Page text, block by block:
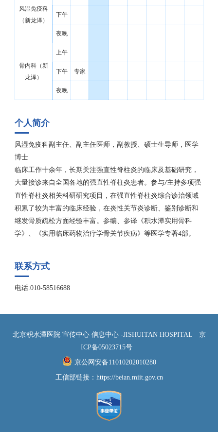
风湿免疫科
（新龙泽）
下午
夜晚
骨内科（新
龙泽）
上午
下午 专家
夜晚
个人简介
风湿免疫科副主任、副主任医师，副教授、硕士生导师， 医学
博士
临床工作十余年，长期关注强直性脊柱炎的临床及基础研究，
大量接诊来自全国各地的强直性脊柱炎患者。参与/主持多项强
直性脊柱炎相关科研研究项目，在强直性脊柱炎综合诊治领域
积累了较为丰富的临床经验，在炎性关节炎诊断、鉴别诊断和
继发骨质疏松方面经验丰富。参编、参译《积水潭实用骨科
学》、《实用临床药物治疗学骨关节疾病》等医学专著4部。
联系方式
电话:010-58516688
北京积水潭医院 宣传中心 信息中心 -JISHUITAN HOSPITAL
京
ICP备05023715号
京公网安备11010202010280
工信部链接： https://beian.miit.gov.cn